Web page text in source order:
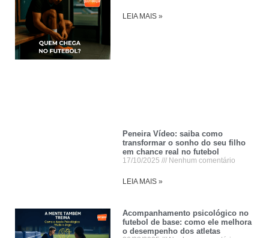
LEIA MAIS »
Peneira Vídeo: saiba como
transformar o sonho do seu filho
em chance real no futebol
17/10/2025 Nenhum comentário
LEIA MAIS »
Acompanhamento psicológico no
futebol de base: como ele melhora
o desempenho dos atletas